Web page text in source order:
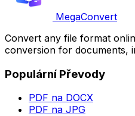
MegaConvert
Convert any file format
conversion for documents,
Populární Převody
PDF na DOCX
PDF na JPG